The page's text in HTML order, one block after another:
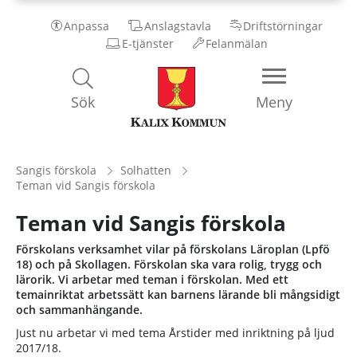
Anpassa Anslagstavla
Driftstörningar
E-tjänster
Felanmälan
Kalix
Kommun
Meny
Sök
Sangis förskola
Solhatten
Teman vid Sangis förskola
Teman vid Sangis förskola
Förskolans verksamhet vilar på förskolans Läroplan (Lpfö
18) och på Skollagen. Förskolan ska vara rolig, trygg och
lärorik. Vi arbetar med teman i förskolan. Med ett
temainriktat arbetssätt kan barnens lärande bli mångsidigt
och sammanhängande.
Just nu arbetar vi med tema Årstider med inriktning på ljud
2017/18.